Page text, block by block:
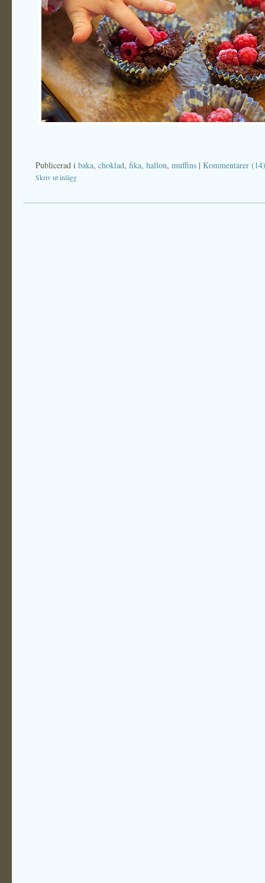
Publicerad i baka, choklad, fika, hallon, muffins | Kommentarer (14)
Skriv ut inlägg